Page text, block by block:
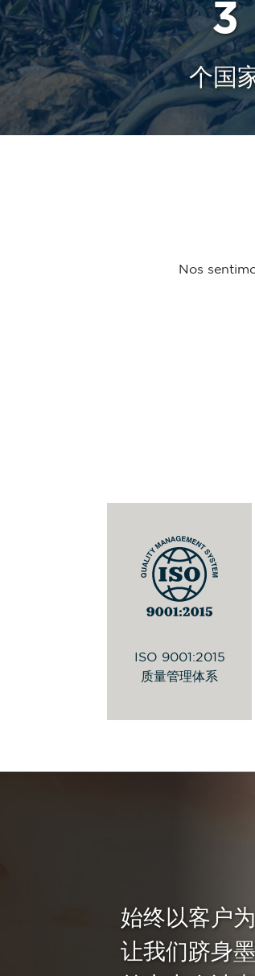
3
个国
Nos
ISO 9001:2015
质量管理体系
该标准旨在持续提供符合客户要求以
及适用的法律和法规要求的产品与服
务，通过该管理系统的有效实施，提
升客户满意度。
始终以客户
让我们跻身